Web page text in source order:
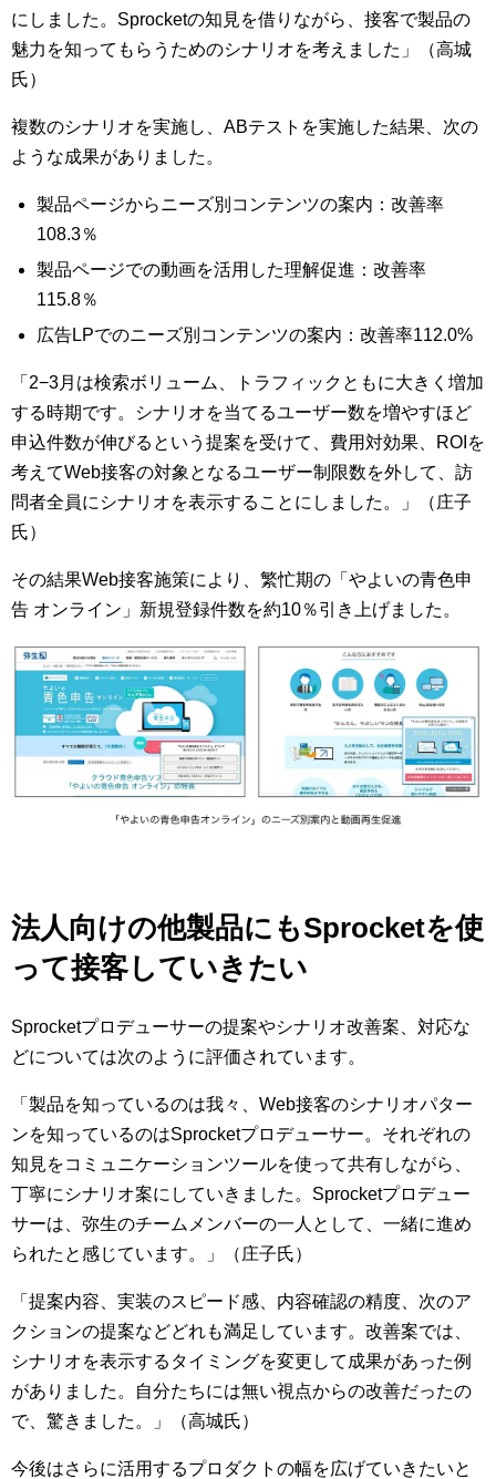
にしました。Sprocketの知見を借りながら、接客で製品の
魅力を知ってもらうためのシナリオを考えました」（高城
氏）
複数のシナリオを実施し、ABテストを実施した結果、次の
ような成果がありました。
製品ページからニーズ別コンテンツの案内：改善率
108.3％
製品ページでの動画を活用した理解促進：改善率
115.8％
広告LPでのニーズ別コンテンツの案内：改善率112.0%
「2−3月は検索ボリューム、トラフィックともに大きく増加
する時期です。シナリオを当てるユーザー数を増やすほど
申込件数が伸びるという提案を受けて、費用対効果、ROIを
考えてWeb接客の対象となるユーザー制限数を外して、訪
問者全員にシナリオを表示することにしました。」（庄子
氏）
その結果Web接客施策により、繁忙期の「やよいの青色申
告 オンライン」新規登録件数を約10％引き上げました。
法人向けの他製品にもSprocketを使
って接客していきたい
Sprocketプロデューサーの提案やシナリオ改善案、対応な
どについては次のように評価されています。
「製品を知っているのは我々、Web接客のシナリオパター
ンを知っているのはSprocketプロデューサー。それぞれの
知見をコミュニケーションツールを使って共有しながら、
丁寧にシナリオ案にしていきました。Sprocketプロデュー
サーは、弥生のチームメンバーの一人として、一緒に進め
られたと感じています。」（庄子氏）
「提案内容、実装のスピード感、内容確認の精度、次のア
クションの提案などどれも満足しています。改善案では、
シナリオを表示するタイミングを変更して成果があった例
がありました。自分たちには無い視点からの改善だったの
で、驚きました。」（高城氏）
今後はさらに活用するプロダクトの幅を広げていきたいと